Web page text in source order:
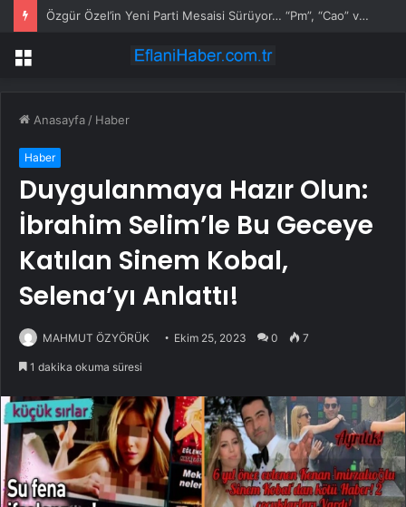
Özgür Özel’in Yeni Parti Mesaisi Sürüyor… “Pm”, “Cao” ve “Myk” Toplantılarına Başkanlık Etti
Menü
Anasayfa / Haber
Haber
Duygulanmaya Hazır Olun:
İbrahim Selim’le Bu Geceye
Katılan Sinem Kobal,
Selena’yı Anlattı!
MAHMUT ÖZYÖRÜK Ekim 25, 2023 0 7
1 dakika okuma süresi